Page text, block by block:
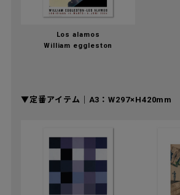
Los alamos
William eggleston
▼定番アイテム｜A3：W297×H420mm